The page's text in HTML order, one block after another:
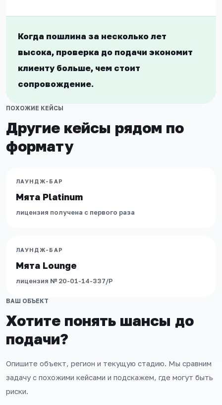
Когда пошлина за несколько лет
высока, проверка до подачи экономит
клиенту больше, чем стоит
сопровождение.
ПОХОЖИЕ КЕЙСЫ
Другие кейсы рядом по
формату
АЛКОГОЛЬ · ЛАУНДЖ-БАР
МОСКВА
Мята Platinum
ЛАУНДЖ-БАР
Мята Platinum
лицензия получена с первого раза
АЛКОГОЛЬ · ЛАУНДЖ-БАР
МОСКВА
ЛАУНДЖ-БАР
Мята Lounge
лицензия № 20-01-14-337/Р
ВАШ ОБЪЕКТ
Хотите понять шансы до
подачи?
Опишите объект, регион и текущую стадию. Мы сравним
задачу с похожими кейсами и подскажем, где могут быть
риски.